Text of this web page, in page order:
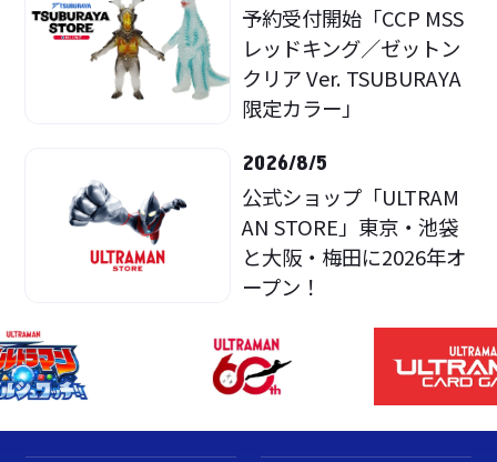
予約受付開始「CCP MSS
レッドキング／ゼットン
クリア Ver. TSUBURAYA
限定カラー」
2026/8/5
公式ショップ「ULTRAM
AN STORE」東京・池袋
と大阪・梅田に2026年オ
ープン！